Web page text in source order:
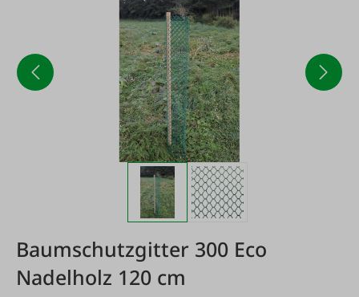
Baumschutzgitter 300 Eco
Nadelholz 120 cm